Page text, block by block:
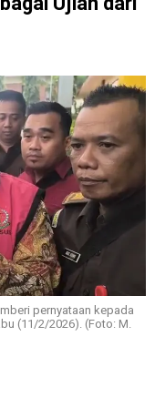
pernyataan kepada
(11/2/2026). (Foto: M.